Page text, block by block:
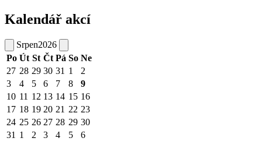
Kalendář akcí
Srpen2026
Po Út St Čt Pá So Ne
27 28 29 30 31 1
2
3
4 5 6 7 8
9
10 11 12 13 14 15 16
17 18 19 20 21 22 23
24 25 26 27 28 29 30
31 1 2 3 4 5 6